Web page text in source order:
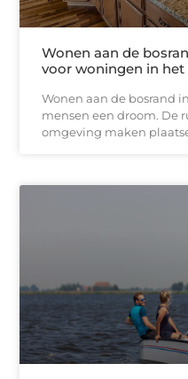
Wonen aan de
voor woningen in het
Wonen aan de bosrand
mensen een droom. De
omgeving maken